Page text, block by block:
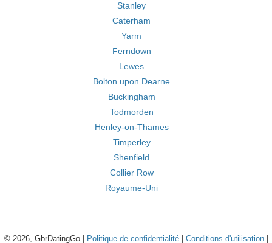
Stanley
Caterham
Yarm
Ferndown
Lewes
Bolton upon Dearne
Buckingham
Todmorden
Henley-on-Thames
Timperley
Shenfield
Collier Row
Royaume-Uni
© 2026, GbrDatingGo | Politique de confidentialité| Conditions d'utilisation|